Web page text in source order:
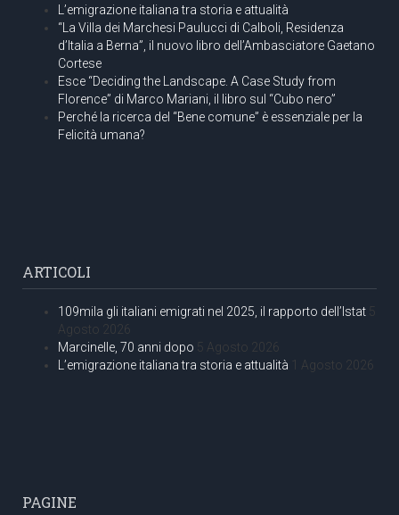
L’emigrazione italiana tra storia e attualità
“La Villa dei Marchesi Paulucci di Calboli, Residenza
d’Italia a Berna”, il nuovo libro dell’Ambasciatore Gaetano
Cortese
Esce “Deciding the Landscape. A Case Study from
Florence” di Marco Mariani, il libro sul “Cubo nero”
Perché la ricerca del “Bene comune” è essenziale per la
Felicità umana?
ARTICOLI
109mila gli italiani emigrati nel 2025, il rapporto dell’Istat 5
Agosto 2026
Marcinelle, 70 anni dopo 5 Agosto 2026
L’emigrazione italiana tra storia e attualità 1 Agosto 2026
PAGINE